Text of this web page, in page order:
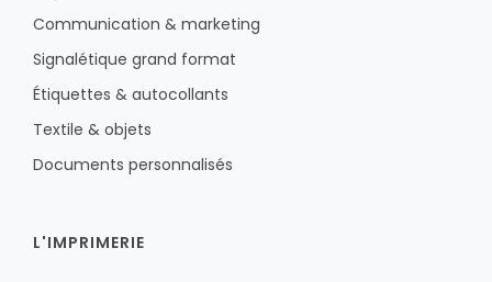
Communication & marketing
Signalétique grand format
Étiquettes & autocollants
Textile & objets
Documents personnalisés
L'IMPRIMERIE